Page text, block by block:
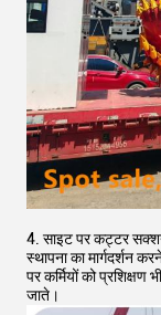
4. साइट पर कट्टर
स्थापना का मार्गदर्शन
पर कर्मियों को
जाते।